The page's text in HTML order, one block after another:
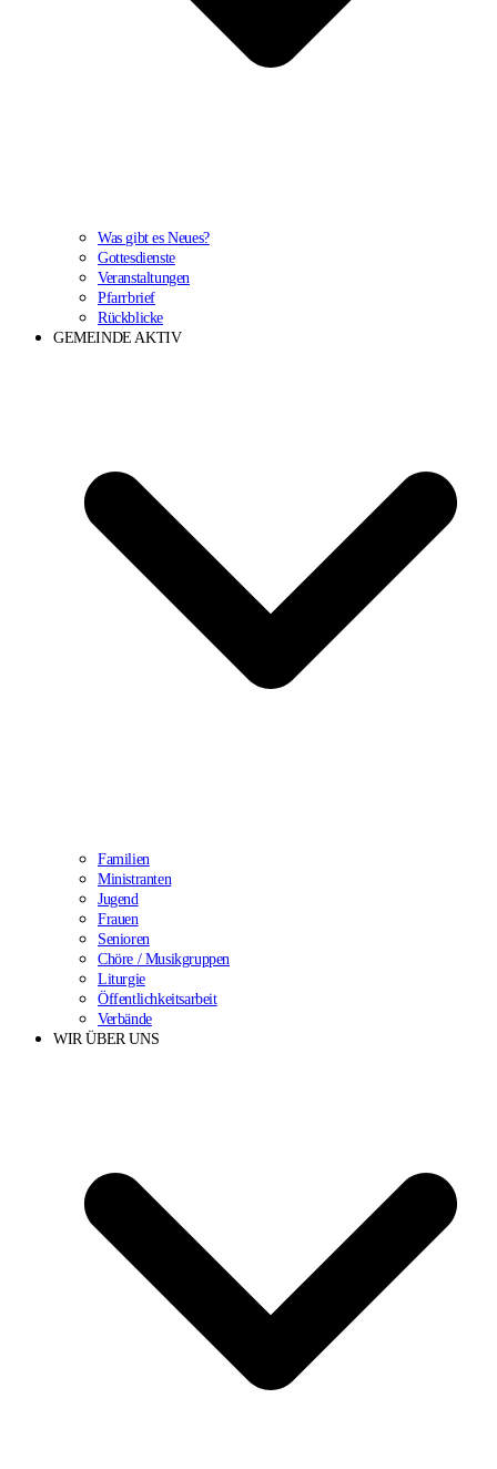
Was gibt es Neues?
Gottesdienste
Veranstaltungen
Pfarrbrief
Rückblicke
GEMEINDE AKTIV
Familien
Ministranten
Jugend
Frauen
Senioren
Chöre / Musikgruppen
Liturgie
Öffentlichkeitsarbeit
Verbände
WIR ÜBER UNS